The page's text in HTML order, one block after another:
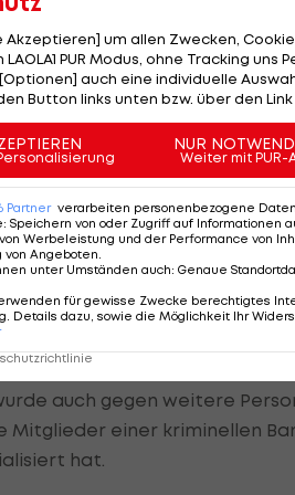
erwischt und
ihnen die Pässe
nicht gewusst, dass die
ihrer Heimat
teilnehmen sowie
Barcelonaund desAC Milan
Anfang April wurden er
US-Dollar (1,47 Millionen
das weitere Verfahren ab.
auch gegen weitere
Mitglieder einer kriminellen
hat.
Akzeptieren] um allen Zwecken,
PUR Modus, ohne Tracking
auch eine individuelle
Button links unten bzw. über den Link
NUR
Weiter mit PUR-
Partner verarbeiten personenbezogene
: Speichern von oder Zugriff auf Informationen
Werbeleistung und der Performance von
von Angeboten.
unter Umständen auch: Genaue
für gewisse Zwecke berechtigtes
Details dazu, sowie die Möglichkeit Ihr